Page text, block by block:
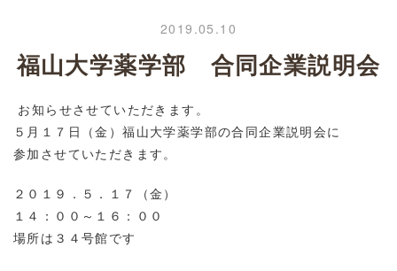
2019.05.10
福山大学薬学部 合同企業説明会
お知らせさせていただきます。
５月１７日（金）福山大学薬学部の合同企業説明会に
参加させていただきます。
２０１９．５．１７（金）
１４：００～１６：００
場所は３４号館です